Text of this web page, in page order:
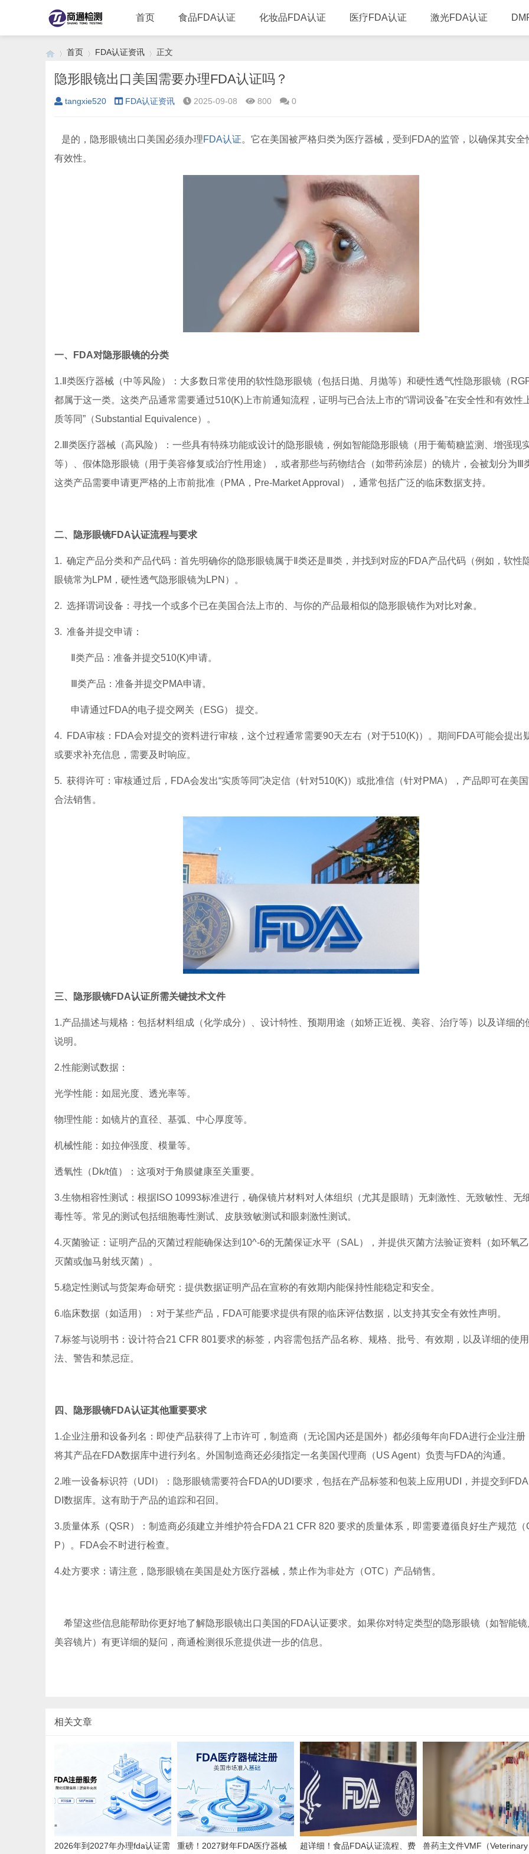
首页 食品FDA认证 化妆品FDA认证 医疗FDA认证 激光FDA认证
›
首页
›
FDA认证资讯
›
正文
隐形眼镜出口美国需要办理FDA认证吗？
tangxie520 FDA认证资讯 2025-09-08 800 0
是的，隐形眼镜出口美国必须办理FDA认证。它在美国被严格归类为医疗器械，受到FDA的监管，以确保其安全
有效性。
一、FDA对隐形眼镜的分类
1.Ⅱ类医疗器械（中等风险）：大多数日常使用的软性隐形眼镜（包括日抛、月抛等）和硬性透气性隐形眼镜（
都属于这一类。这类产品通常需要通过510(K)上市前通知流程，证明与已合法上市的“谓词设备”在安全性和有效性
质等同”（Substantial Equivalence）。
2.Ⅲ类医疗器械（高风险）：一些具有特殊功能或设计的隐形眼镜，例如智能隐形眼镜（用于葡萄糖监测、增强现
等）、假体隐形眼镜（用于美容修复或治疗性用途），或者那些与药物结合（如带药涂层）的镜片，会被划分为Ⅲ
这类产品需要申请更严格的上市前批准（PMA，Pre-Market Approval），通常包括广泛的临床数据支持。
二、隐形眼镜FDA认证流程与要求
1. 确定产品分类和产品代码：首先明确你的隐形眼镜属于Ⅱ类还是Ⅲ类，并找到对应的FDA产品代码（例如，软性
眼镜常为LPM，硬性透气隐形眼镜为LPN）。
2. 选择谓词设备：寻找一个或多个已在美国合法上市的、与你的产品最相似的隐形眼镜作为对比对象。
3. 准备并提交申请：
Ⅱ类产品：准备并提交510(K)申请。
Ⅲ类产品：准备并提交PMA申请。
申请通过FDA的电子提交网关（ESG） 提交。
4. FDA审核：FDA会对提交的资料进行审核，这个过程通常需要90天左右（对于510(K)）。期间FDA可能会提出
或要求补充信息，需要及时响应。
5. 获得许可：审核通过后，FDA会发出“实质等同”决定信（针对510(K)）或批准信（针对PMA），产品即可在美
合法销售。
三、隐形眼镜FDA认证所需关键技术文件
1.产品描述与规格：包括材料组成（化学成分）、设计特性、预期用途（如矫正近视、美容、治疗等）以及详细的
说明。
2.性能测试数据：
光学性能：如屈光度、透光率等。
物理性能：如镜片的直径、基弧、中心厚度等。
机械性能：如拉伸强度、模量等。
透氧性（Dk/t值）：这项对于角膜健康至关重要。
3.生物相容性测试：根据ISO 10993标准进行，确保镜片材料对人体组织（尤其是眼睛）无刺激性、无致敏性、无
毒性等。常见的测试包括细胞毒性测试、皮肤致敏测试和眼刺激性测试。
4.灭菌验证：证明产品的灭菌过程能确保达到10^-6的无菌保证水平（SAL），并提供灭菌方法验证资料（如环氧
灭菌或伽马射线灭菌）。
5.稳定性测试与货架寿命研究：提供数据证明产品在宣称的有效期内能保持性能稳定和安全。
6.临床数据（如适用）：对于某些产品，FDA可能要求提供有限的临床评估数据，以支持其安全有效性声明。
7.标签与说明书：设计符合21 CFR 801要求的标签，内容需包括产品名称、规格、批号、有效期，以及详细的使
法、警告和禁忌症。
四、隐形眼镜FDA认证其他重要要求
1.企业注册和设备列名：即使产品获得了上市许可，制造商（无论国内还是国外）都必须每年向FDA进行企业注册
将其产品在FDA数据库中进行列名。外国制造商还必须指定一名美国代理商（US Agent）负责与FDA的沟通。
2.唯一设备标识符（UDI）：隐形眼镜需要符合FDA的UDI要求，包括在产品标签和包装上应用UDI，并提交到
DI数据库。这有助于产品的追踪和召回。
3.质量体系（QSR）：制造商必须建立并维护符合FDA 21 CFR 820 要求的质量体系，即需要遵循良好生产规范（
P）。FDA会不时进行检查。
4.处方要求：请注意，隐形眼镜在美国是处方医疗器械，禁止作为非处方（OTC）产品销售。
希望这些信息能帮助你更好地了解隐形眼镜出口美国的FDA认证要求。如果你对特定类型的隐形眼镜（如智能镜
美容镜片）有更详细的疑问，商通检测很乐意提供进一步的信息。
相关文章
2026年到2027年办理fda认证需 重磅！2027财年FDA医疗器械 超详细！食品FDA认证流程、费 兽药主文件VMF（Veterinary